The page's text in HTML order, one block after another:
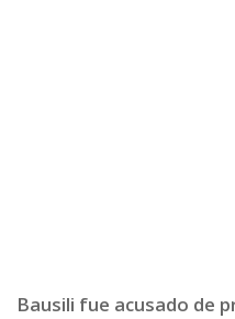
Bausili fue acusado de